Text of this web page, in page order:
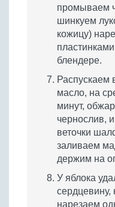
промываем
шинкуем
кожицу)
блендере.
Распускаем
масло, на
минут,
чернослив,
веточки
заливаем
держим на
У яблока
сердцевину,
нарезаем